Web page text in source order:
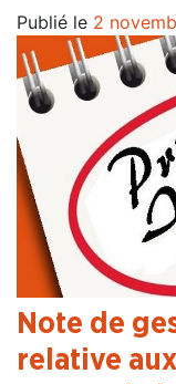
Publié le 2
Note de
relative